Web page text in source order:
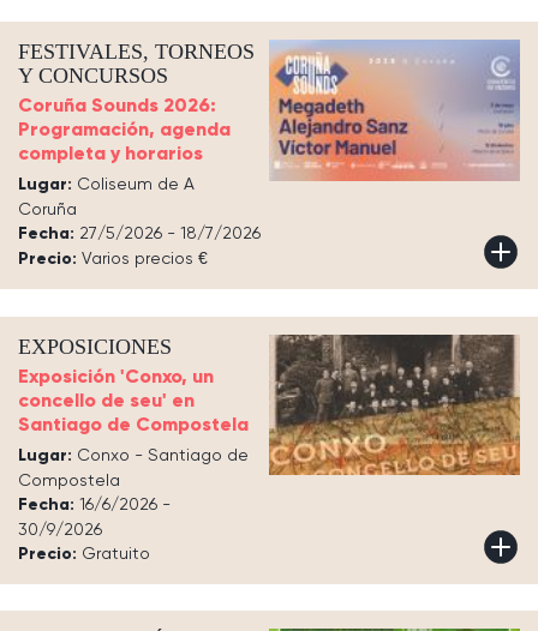
FESTIVALES, TORNEOS
Y CONCURSOS
Coruña Sounds 2026:
Programación, agenda
completa y horarios
Lugar: Coliseum de A
Coruña
Fecha: 27/5/2026 - 18/7/2026
Precio: Varios precios €
EXPOSICIONES
Exposición 'Conxo, un
concello de seu' en
Santiago de Compostela
Lugar: Conxo - Santiago de
Compostela
Fecha: 16/6/2026 -
30/9/2026
Precio: Gratuito